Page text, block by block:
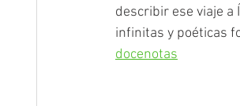
describir ese viaje a
infinitas y poéticas
docenotas